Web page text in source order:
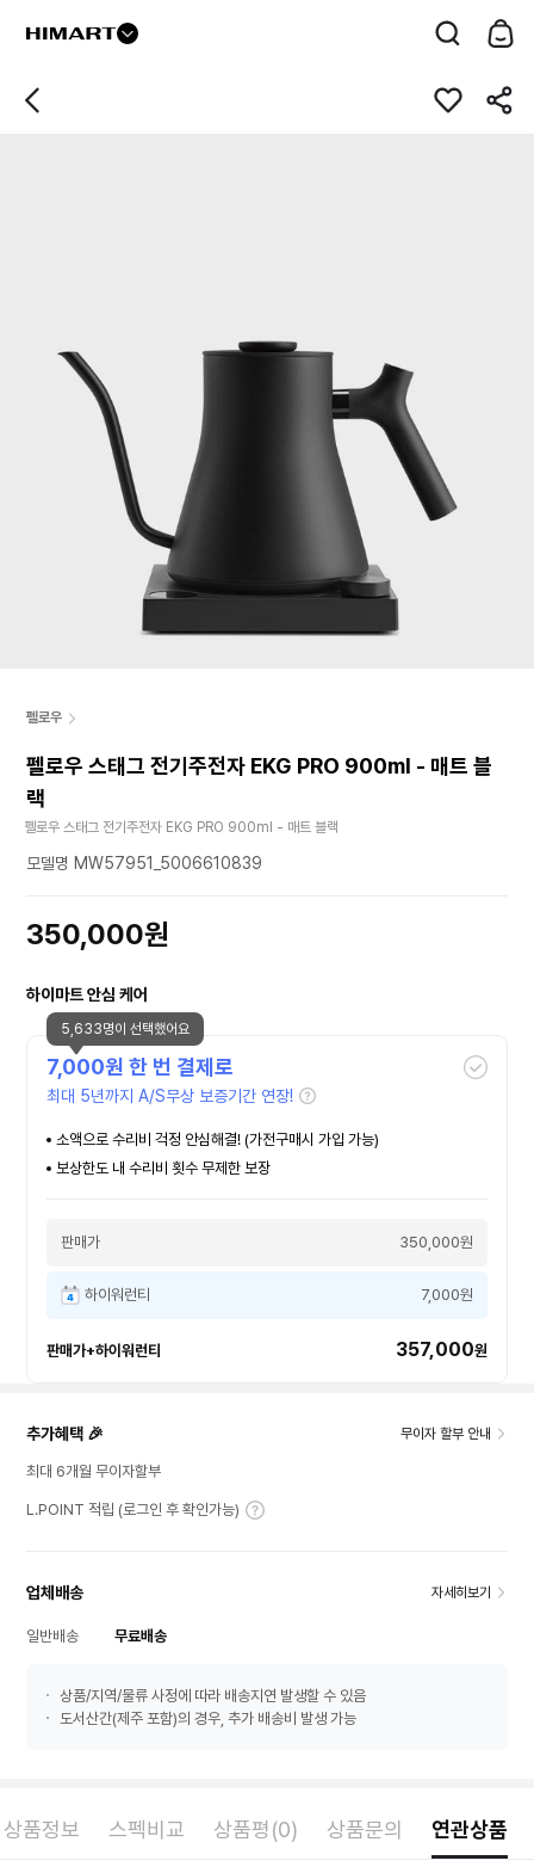
펠로우
펠로우 스태그 전기주전자 EKG PRO 900ml - 매트 블
랙
펠로우 스태그 전기주전자 EKG PRO 900ml - 매트 블랙
모델명 MW57951_5006610839
350,000원
하이마트 안심 케어
7,000원 한 번 결제로
최대 5년까지 A/S무상 보증기간 연장!
소액으로 수리비 걱정 안심해결! (가전구매시 가입 가능)
보상한도 내 수리비 횟수 무제한 보장
판매가 350,000원
하이워런티 7,000원
판매가+하이워런티 357,000원
5,633명이 선택했어요
추가혜택 🎉 무이자 할부 안내
최대 6개월 무이자할부
L.POINT 적립 (로그인 후 확인가능)
업체배송 자세히보기
일반배송 무료배송
상품/지역/물류 사정에 따라 배송지연 발생할 수 있음
도서산간(제주 포함)의 경우, 추가 배송비 발생 가능
상품정보 스펙비교 상품평(0) 상품문의 연관상품